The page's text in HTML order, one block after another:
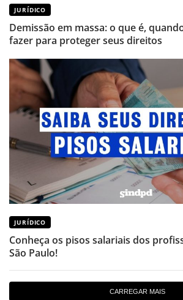
JURÍDICO
Demissão em massa: o que é,
fazer para proteger seus direitos
JURÍDICO
Conheça os pisos salariais dos
São Paulo!
CARREGAR MAIS